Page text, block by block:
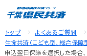
トップ
よくあるご質問
生命共済（こども型、総合保障
申込翌日保障を選択した場合